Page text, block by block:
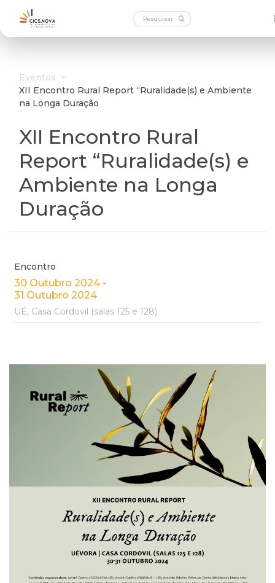
Eventos >
XII Encontro Rural Report “Ruralidade(s) e Ambiente
na Longa Duração
XII Encontro Rural
Report “Ruralidade(s) e
Ambiente na Longa
Duração
Encontro
30 Outubro 2024 -
31 Outubro 2024
UÉ, Casa Cordovil (salas 125 e 128)